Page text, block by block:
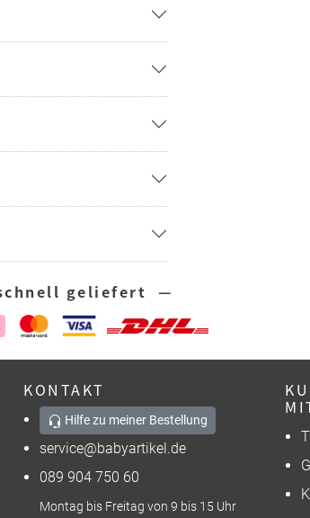
geliefert —
KONTAKT
Hilfe zu meiner Bestellung
service@babyartikel.de
089 904 750 60
Montag bis Freitag von 9 bis 15 Uhr